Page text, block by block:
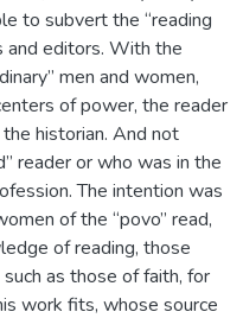
to subvert the “reading
and editors. With the
men and women,
of power, the reader
historian. And not
reader or who was in the
The intention was
of the “povo” read,
of reading, those
as those of faith, for
work fits, whose source